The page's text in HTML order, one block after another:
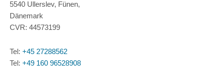
5540 Ullerslev, Fünen,
Dänemark
CVR: 44573199
Tel: +45 27288562
Tel: +49 160 96528908